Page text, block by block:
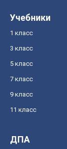
Учебники
1 класс
3 класс
5 класс
7 класс
9 класс
11 класс
ДПА